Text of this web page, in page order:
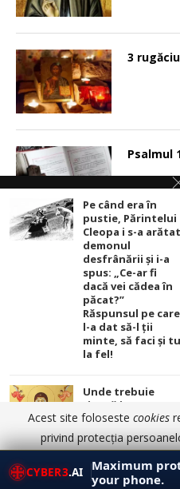
3
Psalmul
Sunt 2
pentru
Contact
Politică de
TERMENI SI
© 2017 - 2026 Ortodoxia |
Cookies | Politică
CYBER3.AI Maximum
your phone.
Pe când era în
pustie, Părintelui
Cleopa i s-a arătat
demonul
desfrânării şi i-a
spus: „Ce-ar fi
dacă vei cădea în
păcat?”
Răspunsul pe care
l-a dat să-l ții
minte, să faci și tu
la fel!
Unde trebuie
ținută icoana cu
Maica Domnului
pentru ca
rugăciunile
noastre să prindă
putere
Acest site foloseste cookies
privind protecția
prelucrarea datelor cu
circulație a acestor date.